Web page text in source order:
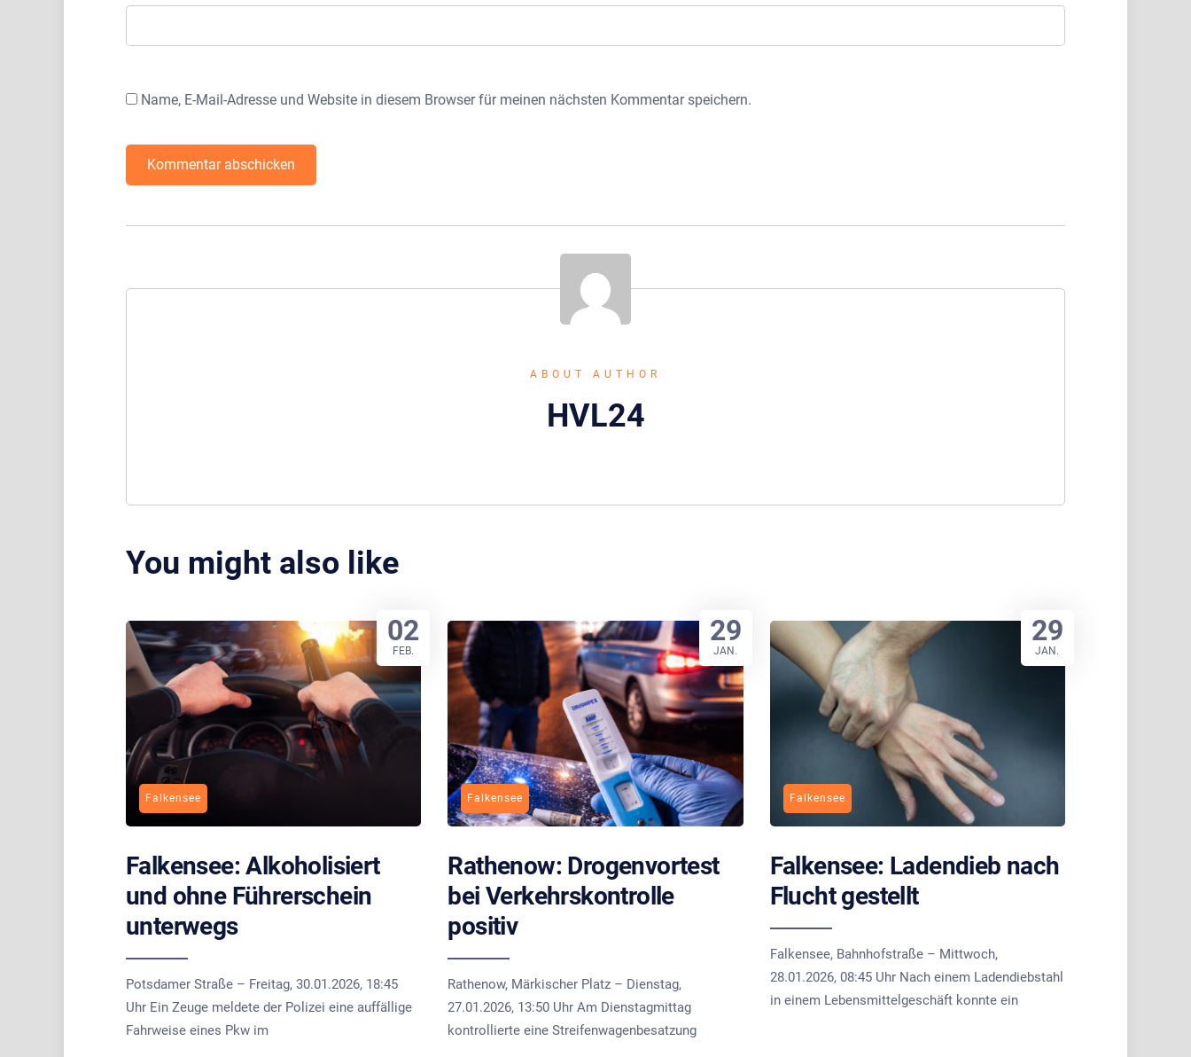
Name, E-Mail-Adresse und Website in diesem Browser für meinen nächsten Kommentar speichern.
ABOUT AUTHOR
HVL24
You might also like
Falkensee
Falkensee: Alkoholisiert
und ohne Führerschein
unterwegs
Potsdamer Straße – Freitag, 30.01.2026, 18:45
Uhr Ein Zeuge meldete der Polizei eine auffällige
Fahrweise eines Pkw im
02
FEB.
Falkensee
Rathenow: Drogenvortest
bei Verkehrskontrolle
positiv
Rathenow, Märkischer Platz – Dienstag,
27.01.2026, 13:50 Uhr Am Dienstagmittag
kontrollierte eine Streifenwagenbesatzung
29
JAN.
Falkensee
Falkensee: Ladendieb nach
Flucht gestellt
Falkensee, Bahnhofstraße – Mittwoch,
28.01.2026, 08:45 Uhr Nach einem Ladendiebstahl
in einem Lebensmittelgeschäft konnte ein
29
JAN.